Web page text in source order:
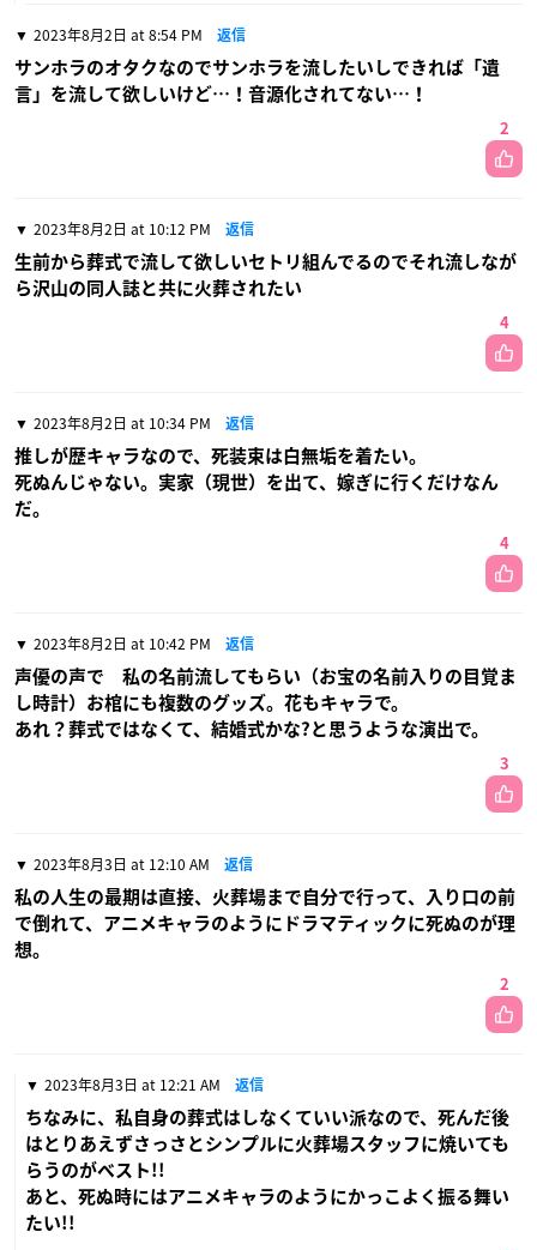
2023年8月2日 at 8:54 PM 返信
サンホラのオタクなのでサンホラを流したいしできれば「遺
言」を流して欲しいけど…！音源化されてない…！
2
2023年8月2日 at 10:12 PM 返信
生前から葬式で流して欲しいセトリ組んでるのでそれ流しなが
ら沢山の同人誌と共に火葬されたい
4
2023年8月2日 at 10:34 PM 返信
推しが歴キャラなので、死装束は白無垢を着たい。
死ぬんじゃない。実家（現世）を出て、嫁ぎに行くだけなん
だ。
4
2023年8月2日 at 10:42 PM 返信
声優の声で 私の名前流してもらい（お宝の名前入りの目覚ま
し時計）お棺にも複数のグッズ。花もキャラで。
あれ？葬式ではなくて、結婚式かな?と思うような演出で。
3
2023年8月3日 at 12:10 AM 返信
私の人生の最期は直接、火葬場まで自分で行って、入り口の前
で倒れて、アニメキャラのようにドラマティックに死ぬのが理
想。
2
2023年8月3日 at 12:21 AM 返信
ちなみに、私自身の葬式はしなくていい派なので、死んだ後
はとりあえずさっさとシンプルに火葬場スタッフに焼いても
らうのがベスト!!
あと、死ぬ時にはアニメキャラのようにかっこよく振る舞い
たい!!